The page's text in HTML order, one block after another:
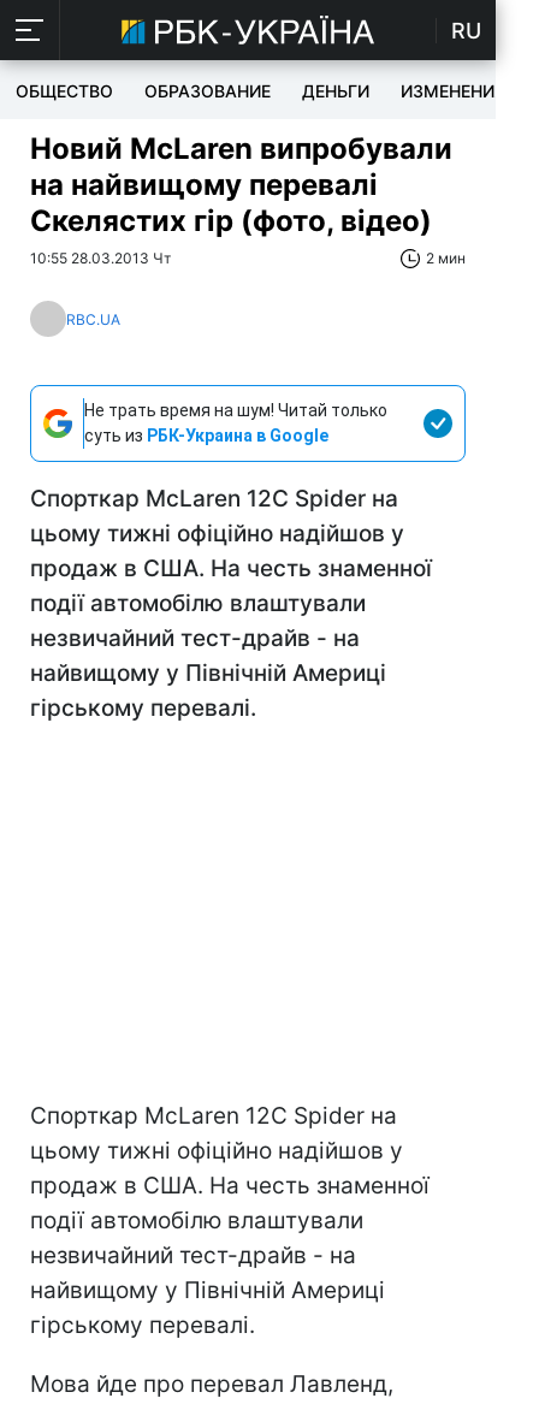
RU
ОБЩЕСТВО ОБРАЗОВАНИЕ ДЕНЬГИ ИЗМЕНЕНИЯ
Новий McLaren випробували
на найвищому перевалі
Скелястих гір (фото, відео)
10:55 28.03.2013 Чт 2 мин
RBC.UA
Не трать время на шум! Читай только
суть из РБК-Украина в Google
Спорткар McLaren 12C Spider на
цьому тижні офіційно надійшов у
продаж в США. На честь знаменної
події автомобілю влаштували
незвичайний тест-драйв - на
найвищому у Північній Америці
гірському перевалі.
Спорткар McLaren 12C Spider на
цьому тижні офіційно надійшов у
продаж в США. На честь знаменної
події автомобілю влаштували
незвичайний тест-драйв - на
найвищому у Північній Америці
гірському перевалі.
Мова йде про перевал Лавленд,